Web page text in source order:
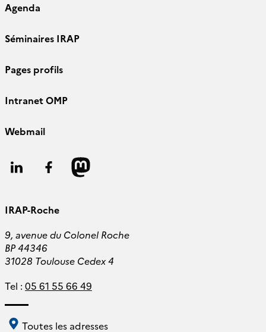
Agenda
Séminaires IRAP
Pages profils
Intranet OMP
Webmail
Follow Follow
IRAP-Roche
9, avenue du Colonel Roche
BP 44346
31028 Toulouse Cedex 4
Tel : 05 61 55 66 49
Toutes les adresses